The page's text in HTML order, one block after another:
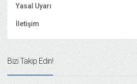
Yasal Uyarı
İletişim
Bizi Takip Edin!